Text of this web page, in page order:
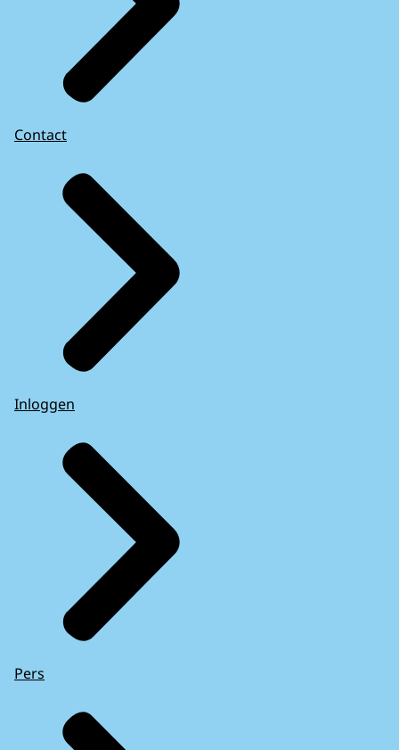
Contact
Inloggen
Pers